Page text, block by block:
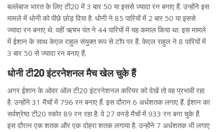
बल्लेबाज भारत के लिए टी20 में 3 बार 50 या इससे ज्यादा रन बनाए हैं. उन्होंने इस
मामले में धोनी को पीछे छोड़ दिया है. धोनी ने 85 पारियों में 2 बार 50 या इससे
ज्यादा रन बनाए थे. वहीं ऋषभ पंत ने 44 पारियों में यह कमाल किया था. इस मामले
में ईशान के साथ केएल राहुल संयुक्त रूप से टॉप पर हैं. केएल राहुल ने 8 पारियों में
3 बार 50 से ज्यादा रन बनाए हैं.
धोनी टी20 इंटरनेशनल मैच खेल चुके हैं
अगर ईशान के ओवर ऑल टी20 इंटरनेशनल करियर को देखें तो वह प्रभावी रहा
है. उन्होंने 31 मैचों में 796 रन बनाए हैं. इस दौरान 6 अर्धशतक लगाए हैं. ईशान का
सर्वश्रेष्ठ टी20 स्कोर 89 रन रहा है. वे 27 वनडे मैचों में 933 रन बना चुके हैं.
इस दौरान एक शतक और एक दोहरा शतक लगाया है. उन्होंने 7 अर्धशतक भी लगाए